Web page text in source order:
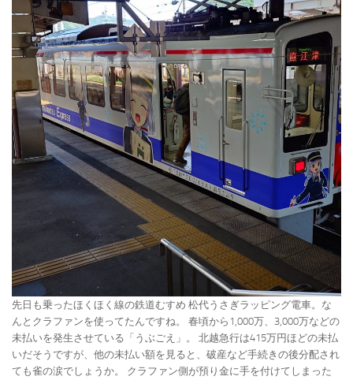
先日も乗ったほくほく線の鉄道むすめ 松代うさぎラッピング電車。な
んとクラファンを使ってたんですね。 春頃から1,000万、3,000万などの
未払いを発生させている「うぶごえ」。 北越急行は415万円ほどの未払
いだそうですが、他の未払い額を見ると、破産など手続きの後分配され
ても雀の涙でしょうか。 クラファン側が預り金に手を付けてしまった